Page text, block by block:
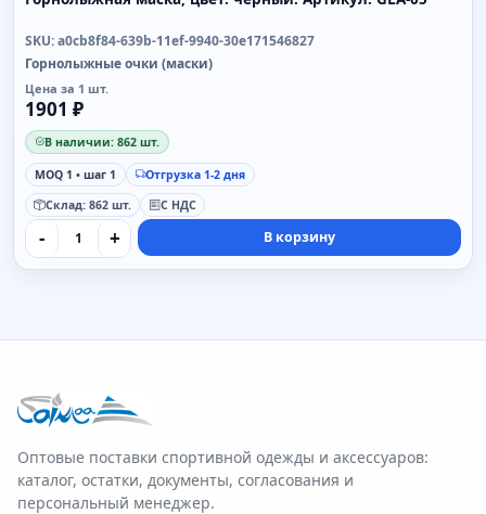
SKU: a0cb8f84-639b-11ef-9940-30e171546827
Горнолыжные очки (маски)
Цена за 1 шт.
1901 ₽
В наличии: 862 шт.
MOQ 1 • шаг 1
Отгрузка 1-2 дня
Склад: 862 шт.
С НДС
- + В корзину
Оптовые поставки спортивной одежды и аксессуаров:
каталог, остатки, документы, согласования и
персональный менеджер.